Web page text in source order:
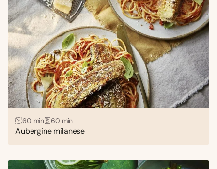
60 min 60 min
Aubergine milanese